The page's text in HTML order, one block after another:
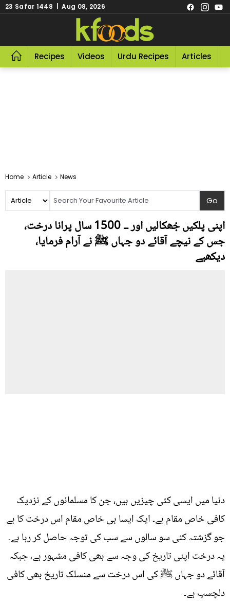
23 Safar 1448 | Aug 08, 2026
Recipes Videos Urdu Recipes Articles
Home Article News
اپنی پلکیں جُھکالیں اور ۔۔ 1500 سال پرانا درخت،
جس کے نیچے آقائے دو جہاں ﷺ نے آرام فرمایا،
دیکھیے
دنیا میں ایسی کئی چیزیں ہیں، جن کا مسلمانوں کے نزدیک
کافی خاص مقام ہے۔ ایک ایسا ہی خاص مقام اس درخت کا ہے
جو گزشتہ کئی سو سالوں سے سب کی توجہ حاصل کر رہا ہے۔
یہ درخت اپنی تاریخ کی وجہ سے بھی کافی مشہور ہے، جبکہ
آقائے دو جہاں ﷺ کی اس درخت سے منسلک تاریخ بھی کافی
دلچسپ ہے۔